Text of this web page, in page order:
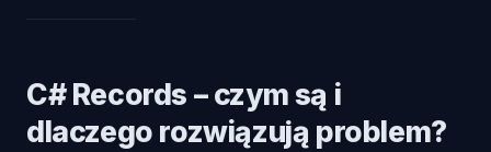
C# Records – czym są i
dlaczego rozwiązują problem?